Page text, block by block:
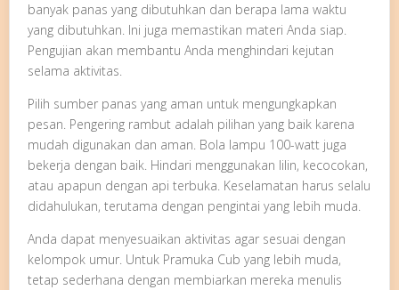
banyak panas yang dibutuhkan dan berapa lama waktu
yang dibutuhkan. Ini juga memastikan materi Anda siap.
Pengujian akan membantu Anda menghindari kejutan
selama aktivitas.
Pilih sumber panas yang aman untuk mengungkapkan
pesan. Pengering rambut adalah pilihan yang baik karena
mudah digunakan dan aman. Bola lampu 100-watt juga
bekerja dengan baik. Hindari menggunakan lilin, kecocokan,
atau apapun dengan api terbuka. Keselamatan harus selalu
didahulukan, terutama dengan pengintai yang lebih muda.
Anda dapat menyesuaikan aktivitas agar sesuai dengan
kelompok umur. Untuk Pramuka Cub yang lebih muda,
tetap sederhana dengan membiarkan mereka menulis